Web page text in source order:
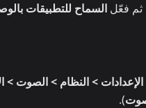
ثم فعّل السماح للتطبيقات
الإعدادات > النظام > الصوت >
).